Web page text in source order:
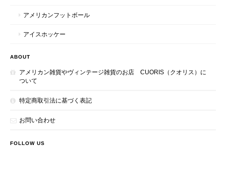
アメリカンフットボール
アイスホッケー
ABOUT
アメリカン雑貨やヴィンテージ雑貨のお店 CUORIS（クオリス）に
ついて
特定商取引法に基づく表記
お問い合わせ
FOLLOW US